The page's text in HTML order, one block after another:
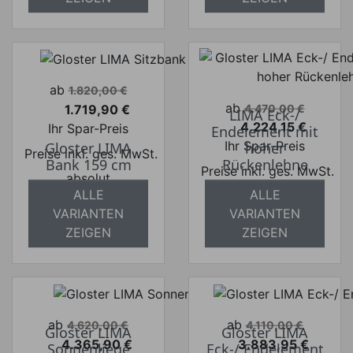
Verkaufspreis
ab 1.820,00 €
Preis
1.719,90 €
Ihr Spar-Preis
Preise inkl. ges. MwSt.
absolut
versandkostenfrei
Gloster LIMA
Bank 159 cm
ALLE
VARIANTEN
ZEIGEN
Verkaufspreis
ab 4.470,00 €
Preis
4.224,15 €
Ihr Spar-Preis
Preise inkl. ges. MwSt.
absolut
versandkostenfrei
LIMA Eck-/
Endelement mit
hoher
Rückenlehne
ALLE
VARIANTEN
ZEIGEN
Verkaufspreis
ab 4.620,00 €
4.365,90 €
Gloster LIMA
Sonnenliege
Verkaufspreis
ab 4.110,00 €
3.883,95 €
Gloster LIMA
Eck-/ Endelement